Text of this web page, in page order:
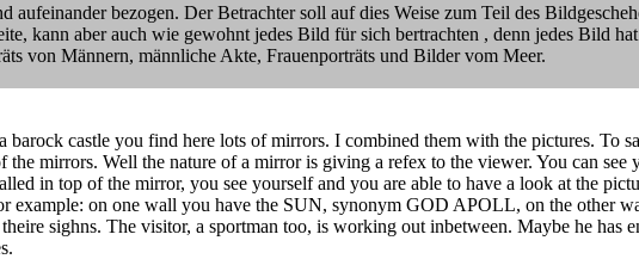
aufeinander bezogen. Der Betrachter soll auf dies Weise zum Teil des
kann aber auch wie gewohnt jedes Bild für sich bertrachten , denn jedes Bild
von Männern, männliche Akte, Frauenporträts und Bilder vom Meer.
castle you find here lots of mirrors. I combined them with the pictures. To
the mirrors. Well the nature of a mirror is giving a refex to the viewer. You can see
in top of the mirror, you see yourself and you are able to have a look at the
example: on one wall you have the SUN, synonym GOD APOLL, on the other
sighns. The visitor, a sportman too, is working out inbetween. Maybe he has